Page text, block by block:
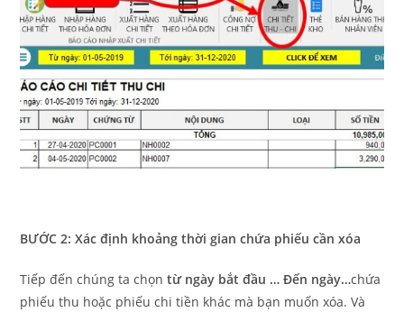
BƯỚC 2: Xác định khoảng thời gian chứa phiếu cần xóa
Tiếp đến chúng ta chọntừ ngày bắt đầu … Đến ngày…chứa
phiếu thu hoặc phiếu chi tiền khác mà bạn muốn xóa. Và